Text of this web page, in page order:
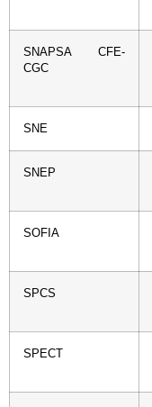
SNAPSA CFE-
CGC
SNE
SNEP
SOFIA
SPCS
SPECT